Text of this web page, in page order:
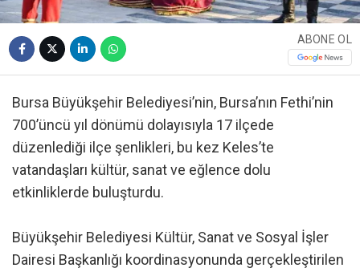
ABONE OL
Bursa Büyükşehir Belediyesi’nin, Bursa’nın Fethi’nin
700’üncü yıl dönümü dolayısıyla 17 ilçede
düzenlediği ilçe şenlikleri, bu kez Keles’te
vatandaşları kültür, sanat ve eğlence dolu
etkinliklerde buluşturdu.
Büyükşehir Belediyesi Kültür, Sanat ve Sosyal İşler
Dairesi Başkanlığı koordinasyonunda gerçekleştirilen